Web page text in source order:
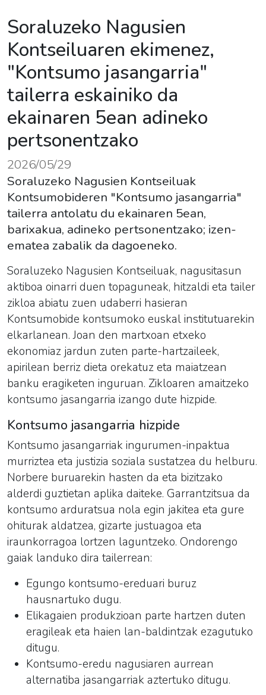
Soraluzeko Nagusien
Kontseiluaren ekimenez,
"Kontsumo jasangarria"
tailerra eskainiko da
ekainaren 5ean adineko
pertsonentzako
2026/05/29
Soraluzeko Nagusien Kontseiluak
Kontsumobideren "Kontsumo jasangarria"
tailerra antolatu du ekainaren 5ean,
barixakua, adineko pertsonentzako; izen-
ematea zabalik da dagoeneko.
Soraluzeko Nagusien Kontseiluak, nagusitasun
aktiboa oinarri duen topaguneak, hitzaldi eta tailer
zikloa abiatu zuen udaberri hasieran
Kontsumobide kontsumoko euskal institutuarekin
elkarlanean. Joan den martxoan etxeko
ekonomiaz jardun zuten parte-hartzaileek,
apirilean berriz dieta orekatuz eta maiatzean
banku eragiketen inguruan. Zikloaren amaitzeko
kontsumo jasangarria izango dute hizpide.
Kontsumo jasangarria hizpide
Kontsumo jasangarriak ingurumen-inpaktua
murriztea eta justizia soziala sustatzea du helburu.
Norbere buruarekin hasten da eta bizitzako
alderdi guztietan aplika daiteke. Garrantzitsua da
kontsumo arduratsua nola egin jakitea eta gure
ohiturak aldatzea, gizarte justuagoa eta
iraunkorragoa lortzen laguntzeko. Ondorengo
gaiak landuko dira tailerrean:
Egungo kontsumo-ereduari buruz
hausnartuko dugu.
Elikagaien produkzioan parte hartzen duten
eragileak eta haien lan-baldintzak ezagutuko
ditugu.
Kontsumo-eredu nagusiaren aurrean
alternatiba jasangarriak aztertuko ditugu.